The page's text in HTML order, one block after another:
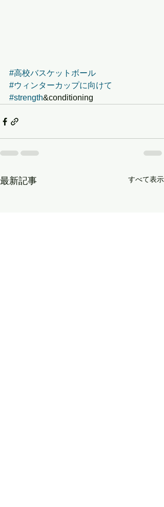
#高校バスケットボール
#ウィンターカップに向けて
#strength&conditioning
最新記事 すべて表示